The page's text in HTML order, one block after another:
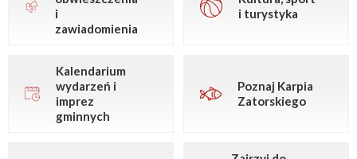
i
zawiadomienia
i turystyka
Kalendarium
wydarzeń i
imprez
gminnych
Poznaj Karpia
Zatorskiego